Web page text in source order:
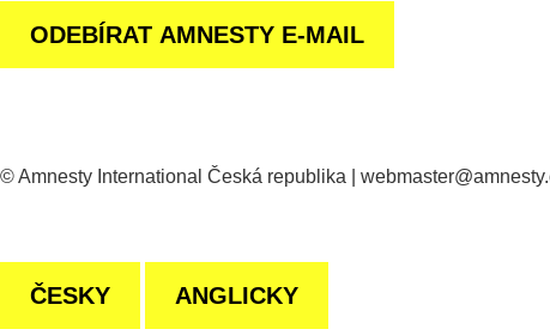
© Amnesty International Česká republika |
ČESKY ANGLICKY